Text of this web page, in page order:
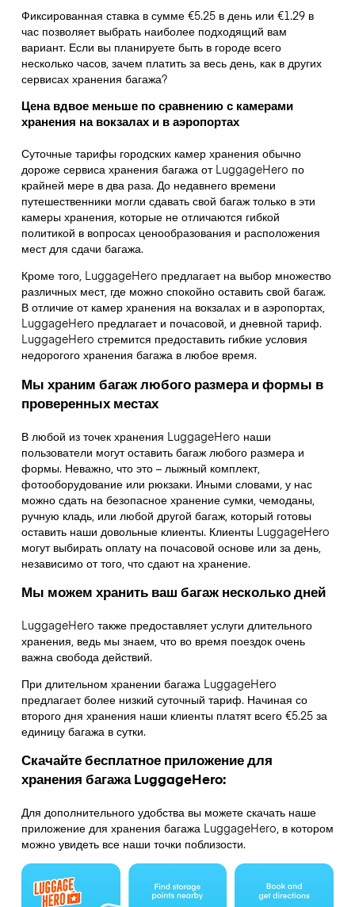
Фиксированная ставка в сумме €5.25 в день или €1.29 в
час позволяет выбрать наиболее подходящий вам
вариант. Если вы планируете быть в городе всего
несколько часов, зачем платить за весь день, как в других
сервисах хранения багажа?
Цена вдвое меньше по сравнению с камерами
хранения на вокзалах и в аэропортах
Суточные тарифы городских камер хранения обычно
дороже сервиса хранения багажа от LuggageHero по
крайней мере в два раза. До недавнего времени
путешественники могли сдавать свой багаж только в эти
камеры хранения, которые не отличаются гибкой
политикой в вопросах ценообразования и расположения
мест для сдачи багажа.
Кроме того, LuggageHero предлагает на выбор множество
различных мест, где можно спокойно оставить свой багаж.
В отличие от камер хранения на вокзалах и в аэропортах,
LuggageHero предлагает и почасовой, и дневной тариф.
LuggageHero стремится предоставить гибкие условия
недорогого хранения багажа в любое время.
Мы храним багаж любого размера и формы в
проверенных местах
В любой из точек хранения LuggageHero наши
пользователи могут оставить багаж любого размера и
формы. Неважно, что это – лыжный комплект,
фотооборудование или рюкзаки. Иными словами, у нас
можно сдать на безопасное хранение сумки, чемоданы,
ручную кладь, или любой другой багаж, который готовы
оставить наши довольные клиенты. Клиенты LuggageHero
могут выбирать оплату на почасовой основе или за день,
независимо от того, что сдают на хранение.
Мы можем хранить ваш багаж несколько дней
LuggageHero также предоставляет услуги длительного
хранения, ведь мы знаем, что во время поездок очень
важна свобода действий.
При длительном хранении багажа LuggageHero
предлагает более низкий суточный тариф. Начиная со
второго дня хранения наши клиенты платят всего €5.25 за
единицу багажа в сутки.
Скачайте бесплатное приложение для
хранения багажа LuggageHero:
Для дополнительного удобства вы можете скачать наше
приложение для хранения багажа LuggageHero, в котором
можно увидеть все наши точки поблизости.